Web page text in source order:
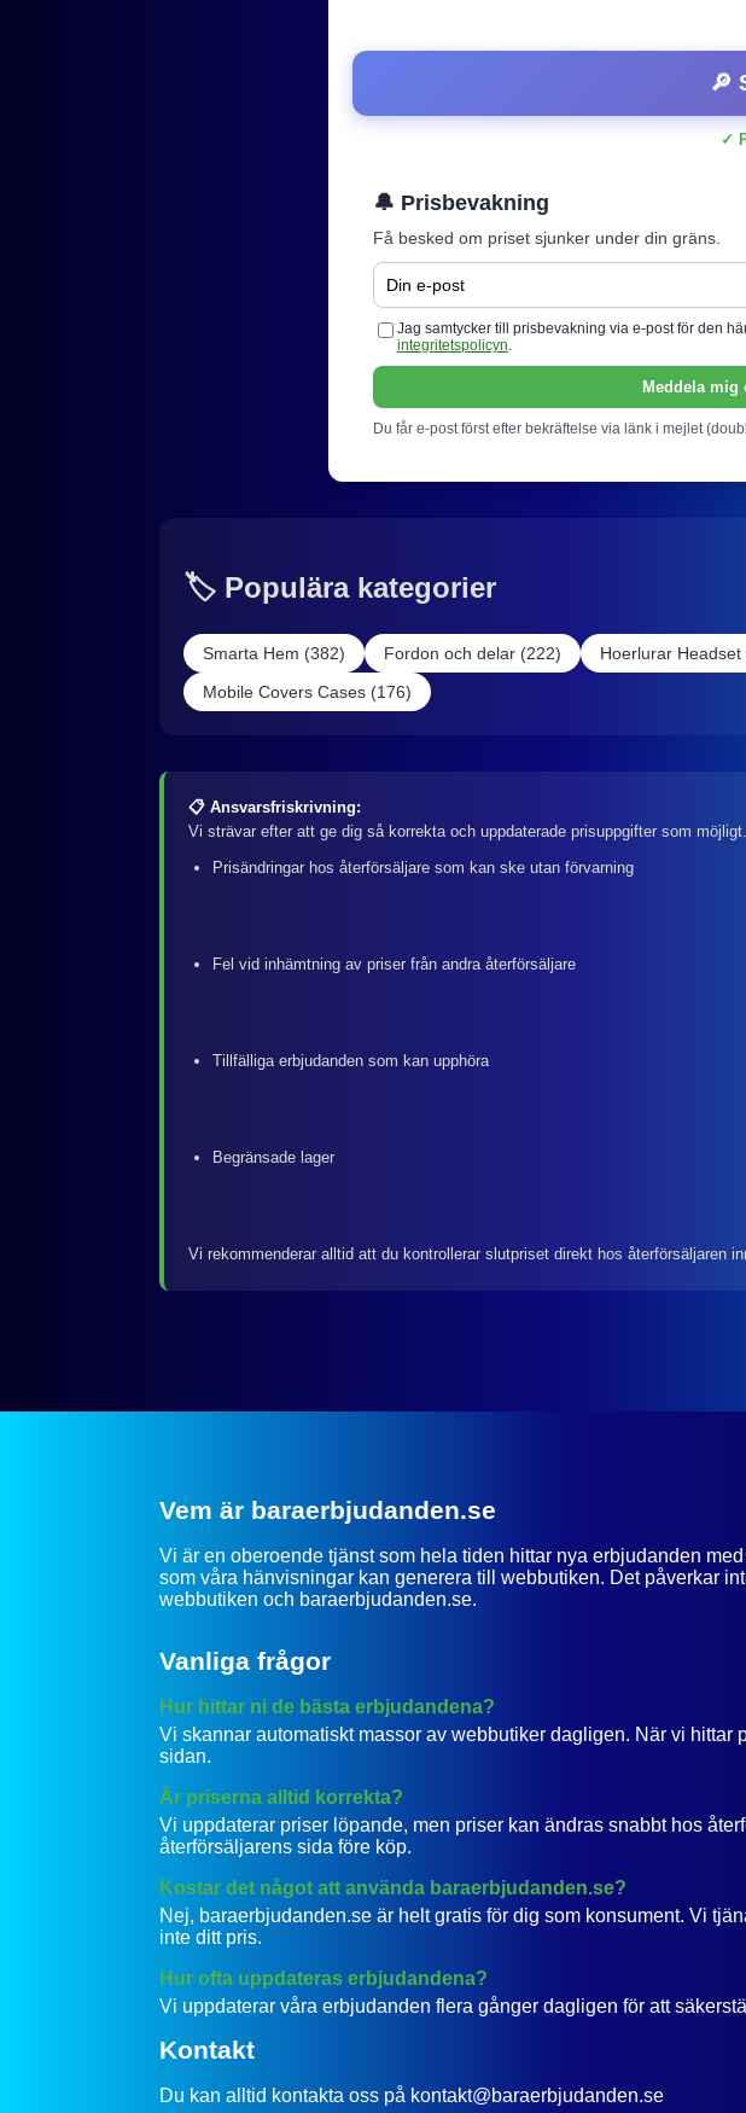
🔎
✓
🔔 Prisbevakning
Få besked om priset sjunker under din gräns.
Jag samtycker till prisbevakning via e-post för den
integritetspolicyn.
Meddela
Du får e-post först efter bekräftelse via länk i mejlet
🏷️ Populära kategorier
Smarta Hem (382) Fordon och delar (222) Hoerlurar Headset
Mobile Covers Cases (176)
📋 Ansvarsfriskrivning:
Vi strävar efter att ge dig så korrekta och uppdaterade prisuppgifter som
Prisändringar hos återförsäljare som kan ske utan förvarning
Fel vid inhämtning av priser från andra återförsäljare
Tillfälliga erbjudanden som kan upphöra
Begränsade lager
Vi rekommenderar alltid att du kontrollerar slutpriset direkt hos återförsäljaren
Vem är baraerbjudanden.se
Vi är en oberoende tjänst som hela tiden hittar nya erbjudanden
som våra hänvisningar kan generera till webbutiken. Det påverkar
webbutiken och baraerbjudanden.se.
Vanliga frågor
Hur hittar ni de bästa erbjudandena?
Vi skannar automatiskt massor av webbutiker dagligen. När vi
sidan.
Är priserna alltid korrekta?
Vi uppdaterar priser löpande, men priser kan ändras snabbt hos
återförsäljarens sida före köp.
Kostar det något att använda baraerbjudanden.se?
Nej, baraerbjudanden.se är helt gratis för dig som konsument. Vi
inte ditt pris.
Hur ofta uppdateras erbjudandena?
Vi uppdaterar våra erbjudanden flera gånger dagligen för att
Kontakt
Du kan alltid kontakta oss på kontakt@baraerbjudanden.se